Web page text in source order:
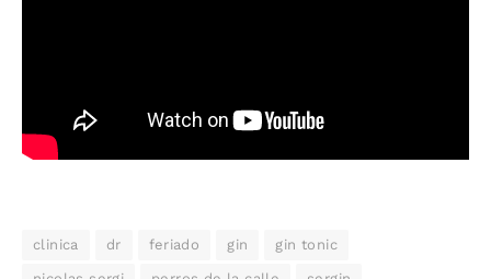
clinica dr feriado gin gin tonic